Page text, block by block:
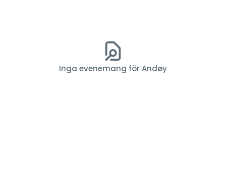
Inga evenemang för Andøy